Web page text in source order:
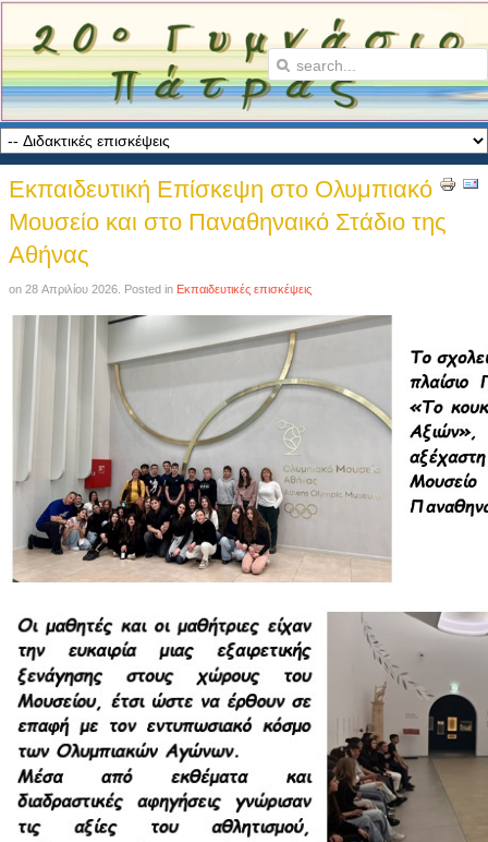
Εκπαιδευτική Επίσκεψη στο Ολυμπιακό
Μουσείο και στο Παναθηναικό Στάδιο της
Αθήνας
on 28 Απριλίου 2026 . Posted in Εκπαιδευτικές επισκέψεις